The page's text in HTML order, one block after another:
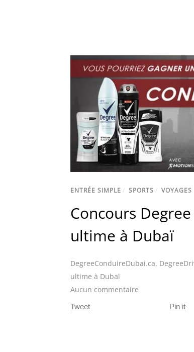
ENTRÉE SIMPLE / SPORTS / VOYAGES
Concours
ultime à Dubaï
DegreeConduireDubai.ca,
ultime à Dubaï
Aucun commentaire
Tweet Pin it